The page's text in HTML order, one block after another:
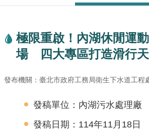
我
的
分
是
極限重啟！內湖休閒運
場 四大專區打造滑行
發布機關：臺北市政府工務局衛生下水道工程
發稿單位：內湖污水處理廠
發稿日期：114年11月18日